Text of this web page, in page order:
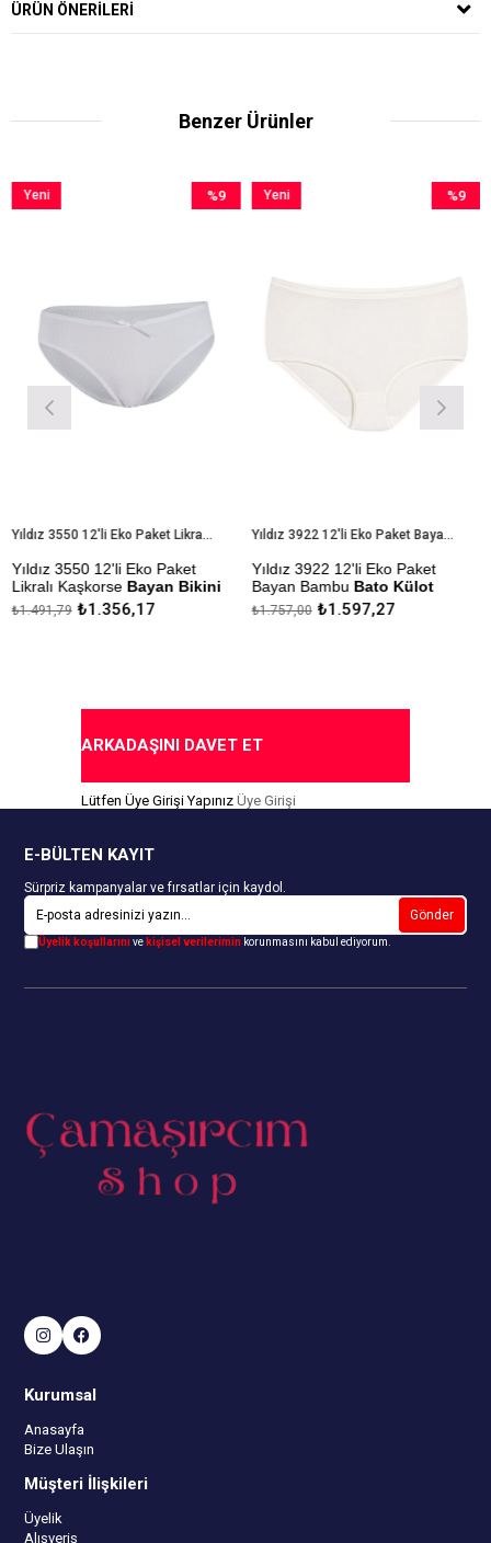
ÜRÜN ÖNERILERI
Benzer Ürünler
Yıldız 3550 12'li Eko Paket Likralı Kaşkorse Bayan Bikini Külot
Yıldız 3550 12'li Eko Paket
Likralı KaşkorseBayan Bikini
Külot
₺1.356,17
₺1.491,79
%9
Yeni
Yıldız 3922 12'li Eko Paket Bayan Bambu Bato Külot
Yıldız 3922 12'li Eko Paket
Bayan BambuBato Külot
Çekmezlik Sanfor Testi
₺1.597,27
₺1.757,00
%9
Yeni
ARKADAŞINI DAVET ET
Lütfen Üye Girişi Yapınız Üye Girişi
E-BÜLTEN KAYIT
Sürpriz kampanyalar ve fırsatlar için kaydol.
Gönder
Üyelik koşullarınıve kişisel verilerimin korunmasını kabul ediyorum.
Kurumsal
Anasayfa
Bize Ulaşın
Müşteri İlişkileri
Üyelik
Alışveriş